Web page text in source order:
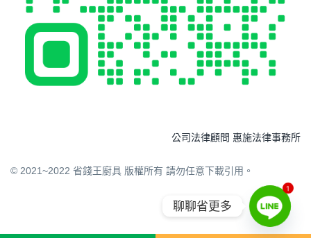
© 2021~2022 省錢王廚具 版權所有 請勿任意下載引用。
公司法律顧問 惠施法律事務所
聊聊省更多